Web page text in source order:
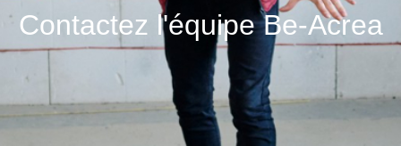
Contactez l'équipe Be-Acrea